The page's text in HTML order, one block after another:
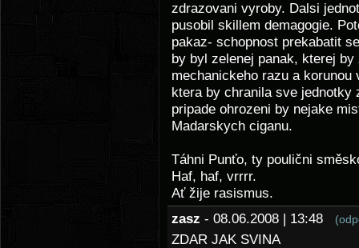
zdrazovani vyroby. Dalsi
pusobil skillem demagogie.
pakaz- schopnost prekabatit
by byl zelenej panak, kterej
mechanickeho razu a
ktera by chranila sve jednotky
pripade ohrozeni by nejake
Madarskych ciganu.
Táhni Punťo, ty poulični
Haf, haf, vrrrr.
Ať žije rasismus.
zasz - 08.06.2008 | 13:48
ZDAR JAK SVINA